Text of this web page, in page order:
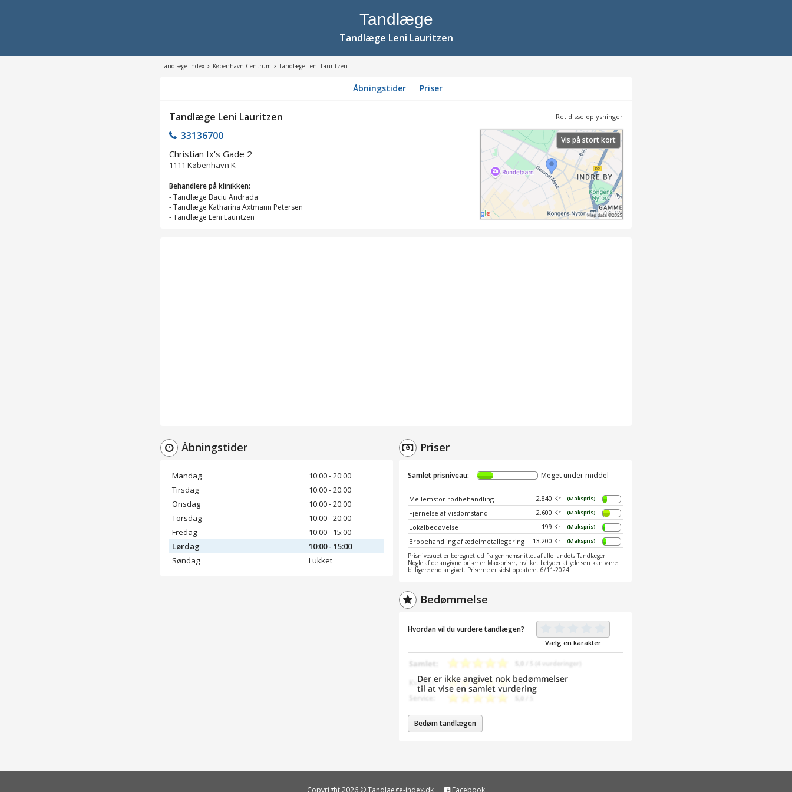
Tandlæge
Tandlæge Leni Lauritzen
Tandlæge-index København Centrum Tandlæge Leni Lauritzen
Åbningstider Priser
Tandlæge Leni Lauritzen
33136700
Christian Ix's Gade 2
1111 København K
Behandlere på klinikken:
-Tandlæge Baciu Andrada
-Tandlæge Katharina Axtmann Petersen
-Tandlæge Leni Lauritzen
Ret disse oplysninger
Vis på stort kort
Åbningstider
Mandag
10:00 - 20:00
Tirsdag
10:00 - 20:00
Onsdag
10:00 - 20:00
Torsdag
10:00 - 20:00
Fredag
10:00 - 15:00
Lørdag
10:00 - 15:00
Søndag
Lukket
Priser
Samlet prisniveau: Meget under middel
Mellemstor rodbehandling 2.840 Kr (Makspris)
Fjernelse af visdomstand 2.600 Kr (Makspris)
Lokalbedøvelse 199 Kr (Makspris)
Brobehandling af ædelmetallegering 13.200 Kr (Makspris)
Prisniveauet er beregnet ud fra gennemsnittet af alle landets Tandlæger.
Nogle af de angivne priser er Max-priser, hvilket betyder at ydelsen kan være
billigere end angivet. Priserne er sidst opdateret 6/11-2024
Bedømmelse
Hvordan vil du vurdere tandlægen?
Vælg en karakter
Bedøm tandlægen
Copyright 2026 © Tandlaege-index.dk Facebook